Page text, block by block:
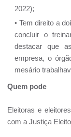
2022);
Tem direito a
concluir o
destacar que
empresa, o
mesário
Quem pode
Eleitoras e
com a Justiça